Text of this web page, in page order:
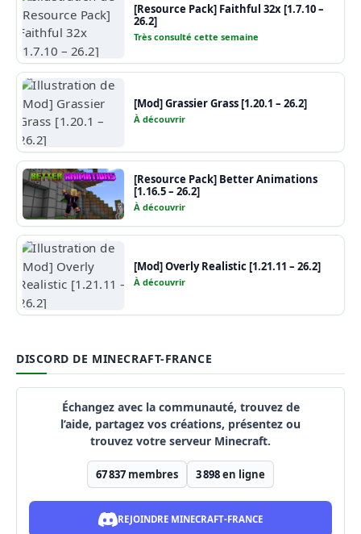
[Resource Pack] Faithful 32x [1.7.10 –
26.2]
Très consulté cette semaine
[Mod] Grassier Grass [1.20.1 – 26.2]
À découvrir
[Resource Pack] Better Animations
[1.16.5 – 26.2]
À découvrir
[Mod] Overly Realistic [1.21.11 – 26.2]
À découvrir
DISCORD DE MINECRAFT-FRANCE
Échangez avec la communauté, trouvez de
l’aide, partagez vos créations, présentez ou
trouvez votre serveur Minecraft.
67 837 membres 3 898en ligne
REJOINDRE MINECRAFT-FRANCE